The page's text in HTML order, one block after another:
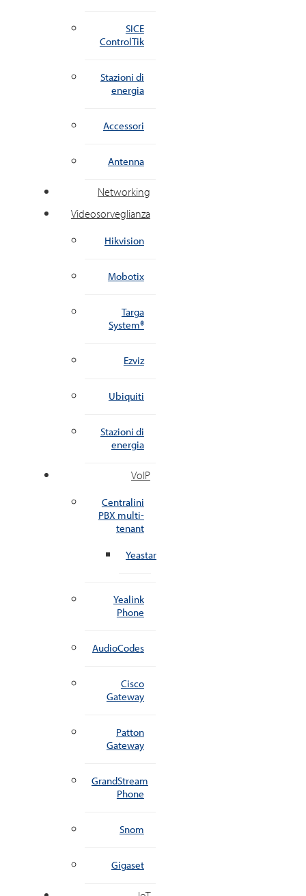
SICE
ControlTik
Stazioni di
energia
Accessori
Antenna
Networking
Videosorveglianza
Hikvision
Mobotix
Targa
System®
Ezviz
Ubiquiti
Stazioni di
energia
VoIP
Centralini
PBX multi-
tenant
Yeastar
Yealink
Phone
AudioCodes
Cisco
Gateway
Patton
Gateway
GrandStream
Phone
Snom
Gigaset